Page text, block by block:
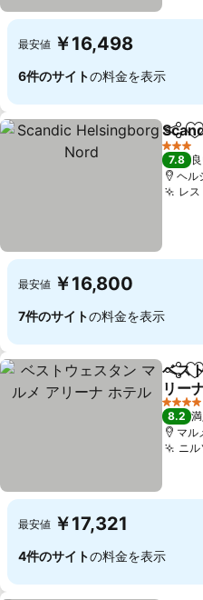
最安値 ￥16,498
6件のサイトの料金を表示
シェア
3 ホテ
7.8
ヘル
レス
最安値 ￥16,800
7件のサイトの料金を表示
シェア
ベス
リー
4 ホテ
8.2
マル
ニ
最安値 ￥17,321
4件のサイトの料金を表示